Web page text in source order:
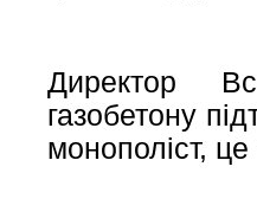
Директор
газобетону
монополіст, це